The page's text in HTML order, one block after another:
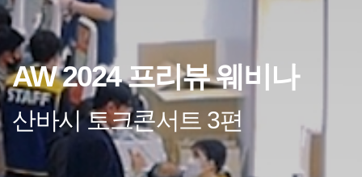
AW 2024 프리뷰 웨비나
산바시 토크콘서트 3편